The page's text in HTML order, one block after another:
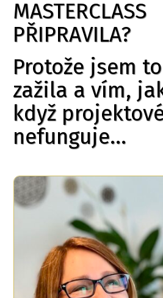
MASTERCLASS
PŘIPRAVILA?
Protože jsem
zažila a vím,
když
nefunguje...